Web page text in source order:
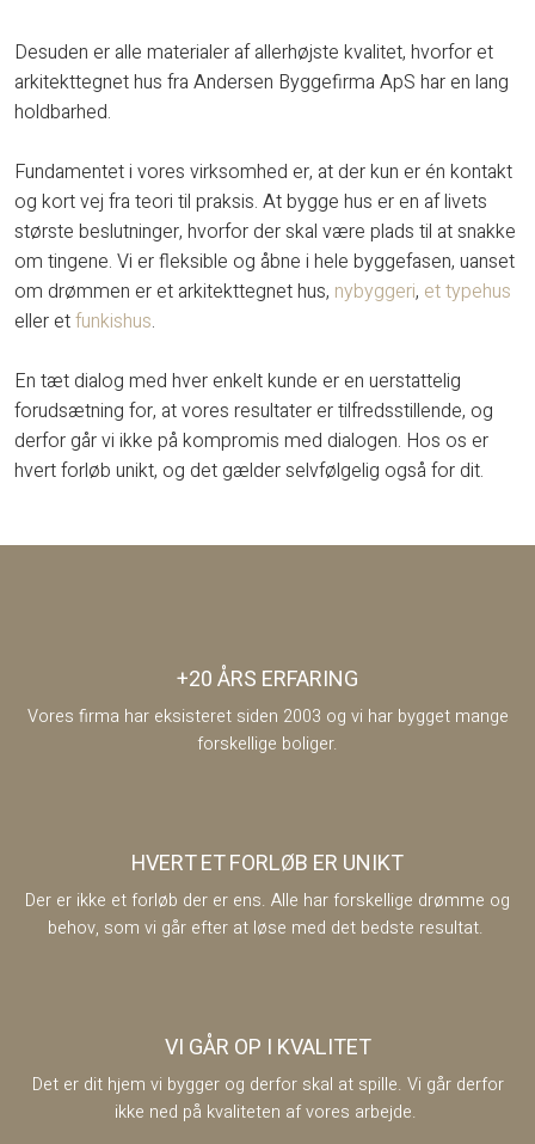
Desuden er alle materialer af allerhøjste kvalitet, hvorfor et
arkitekttegnet hus fra Andersen Byggefirma ApS har en lang
holdbarhed.
Fundamentet i vores virksomhed er, at der kun er én kontakt
og kort vej fra teori til praksis. At bygge hus er en af livets
største beslutninger, hvorfor der skal være plads til at snakke
om tingene. Vi er fleksible og åbne i hele byggefasen, uanset
om drømmen er et arkitekttegnet hus, nybyggeri, et typehus
eller etfunkishus.
En tæt dialog med hver enkelt kunde er en uerstattelig
forudsætning for, at vores resultater er tilfredsstillende, og
derfor går vi ikke på kompromis med dialogen. Hos os er
hvert forløb unikt, og det gælder selvfølgelig også for dit.
+20 ÅRS ERFARING
Vores firma har eksisteret siden 2003 og vi har bygget mange
forskellige boliger.
HVERT ET FORLØB ER UNIKT
Der er ikke et forløb der er ens. Alle har forskellige drømme og
behov, som vi går efter at løse med det bedste resultat.
VI GÅR OP I KVALITET
​​Det er dit hjem vi bygger og derfor skal at spille. Vi går derfor
ikke ned på kvaliteten af vores arbejde.